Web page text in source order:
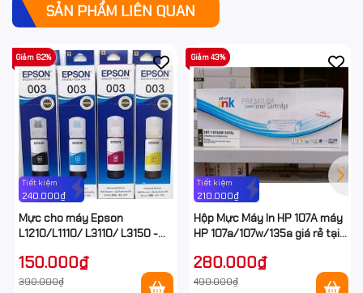
SẢN PHẨM LIÊN QUAN
Tiết kiệm
240.000₫
Giảm 62%
Mực cho máy Epson
L1210/L1110/ L3110/ L3150 -
150.000₫
390.000₫
Tiết kiệm
210.000₫
Giảm 43%
Hộp Mực Máy In HP 107A máy
HP 107a/107w/135a giá rẻ tại
280.000₫
490.000₫